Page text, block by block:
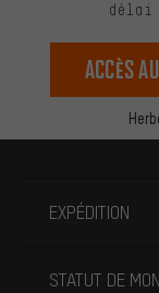
délai
Accès
EXPÉDITION
STATUT DE